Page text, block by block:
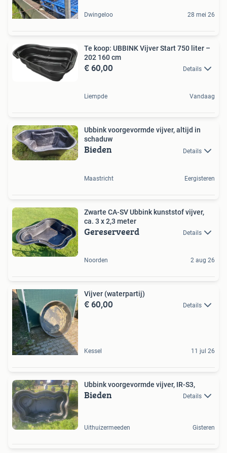
Dwingeloo 28 mei 26
Te koop: UBBINK Vijver Start 750 liter –
202 160 cm
€ 60,00 Details
Liempde Vandaag
Ubbink voorgevormde vijver, altijd in
schaduw
Bieden Details
Maastricht Eergisteren
Zwarte CA-SV Ubbink kunststof vijver,
ca. 3 x 2,3 meter
Gereserveerd Details
Noorden 2 aug 26
Vijver (waterpartij)
€ 60,00 Details
Kessel 11 jul 26
Ubbink voorgevormde vijver, IR-S3,
Bieden Details
Uithuizermeeden Gisteren